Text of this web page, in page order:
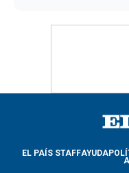
EL PAÍS STAFFAYUDA